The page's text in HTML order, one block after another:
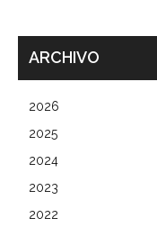
ARCHIVO
2026
2025
2024
2023
2022